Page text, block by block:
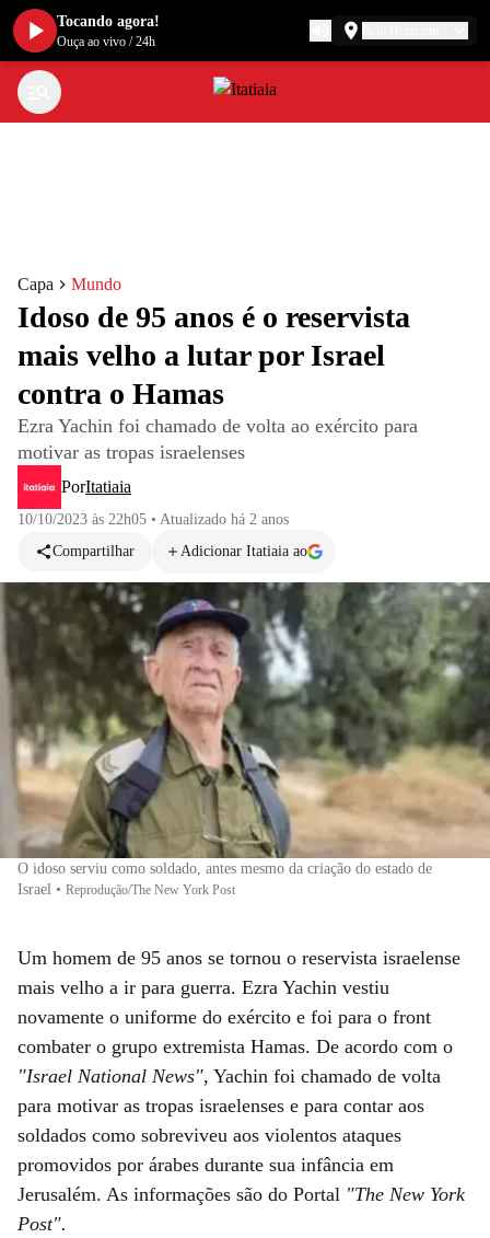
Capa Mundo
Idoso de 95 anos é o reservista
mais velho a lutar por Israel
contra o Hamas
Ezra Yachin foi chamado de volta ao exército para
motivar as tropas israelenses
PorItatiaia
10/10/2023 às 22h05 • Atualizado há 2 anos
Compartilhar
Adicionar Itatiaia ao
O idoso serviu como soldado, antes mesmo da criação do estado de
Israel • Reprodução/The New York Post
Um homem de 95 anos se tornou o reservista israelense
mais velho a ir para guerra. Ezra Yachin vestiu
novamente o uniforme do exército e foi para o front
combater o grupo extremista Hamas. De acordo com o
"Israel National News", Yachin foi chamado de volta
para motivar as tropas israelenses e para contar aos
soldados como sobreviveu aos violentos ataques
promovidos por árabes durante sua infância em
Jerusalém. As informações são do Portal "The New York
Post".
Tocando agora!
Ouça ao vivo /24h